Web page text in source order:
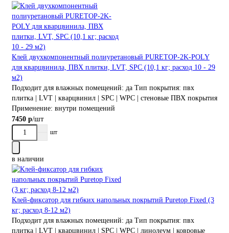
Клей двухкомпонентный полиуретановый PURETOP-2K-POLY
для кварцвинила, ПВХ плитки, LVT, SPC (10,1 кг; расход 10 - 29
м2)
Подходит для влажных помещений: да Тип покрытия: пвх
плитка | LVT | кварцвинил | SPC | WPC | стеновые ПВХ покрытия
Применение: внутри помещений
7450 р/шт
шт
в наличии
Клей-фиксатор для гибких напольных покрытий Puretop Fixed (3
кг; расход 8-12 м2)
Подходит для влажных помещений: да Тип покрытия: пвх
плитка | LVT | кварцвинил | SPC | WPC | линолеум | ковровые